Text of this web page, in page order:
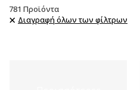
781 Προϊόντα
Διαγραφή όλων των φίλτρων